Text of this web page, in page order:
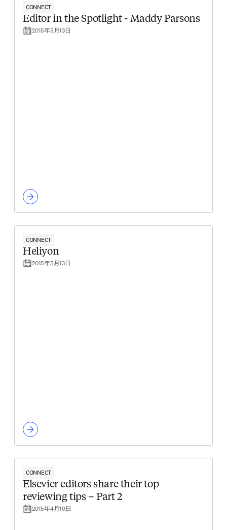
CONNECT
Editor in the Spotlight - Maddy Parsons
2015年5月13日
CONNECT
Heliyon
2015年5月13日
CONNECT
Elsevier editors share their top
reviewing tips – Part 2
2015年4月10日